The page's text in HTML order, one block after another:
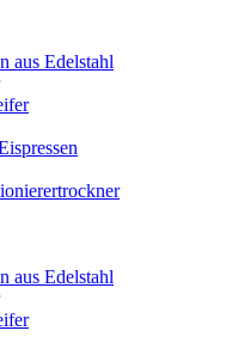
aus Edelstahl
aus Edelstahl